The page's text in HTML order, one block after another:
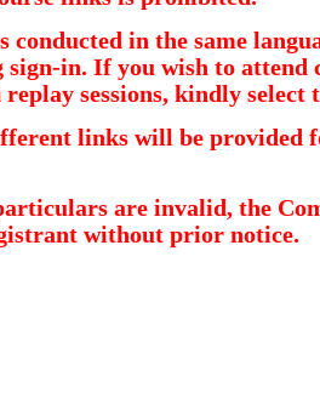
in the same
sign-in. If you wish to attend
replay sessions, kindly
links will be provided
are invalid, the
without prior notice.